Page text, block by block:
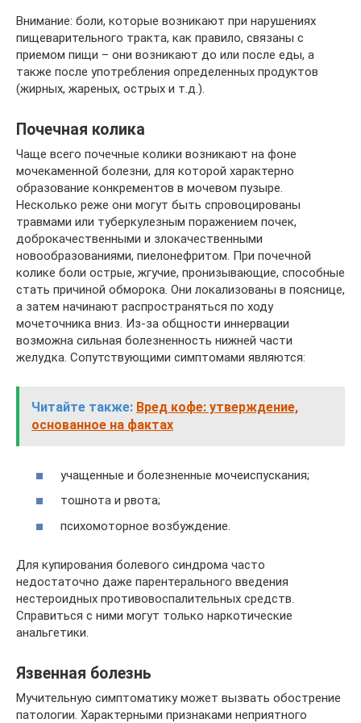
Внимание: боли, которые возникают при нарушениях
пищеварительного тракта, как правило, связаны с
приемом пищи – они возникают до или после еды, а
также после употребления определенных продуктов
(жирных, жареных, острых и т.д.).
Почечная колика
Чаще всего почечные колики возникают на фоне
мочекаменной болезни, для которой характерно
образование конкрементов в мочевом пузыре.
Несколько реже они могут быть спровоцированы
травмами или туберкулезным поражением почек,
доброкачественными и злокачественными
новообразованиями, пиелонефритом. При почечной
колике боли острые, жгучие, пронизывающие, способные
стать причиной обморока. Они локализованы в пояснице,
а затем начинают распространяться по ходу
мочеточника вниз. Из-за общности иннервации
возможна сильная болезненность нижней части
желудка. Сопутствующими симптомами являются:
Читайте также: Вред кофе: утверждение,
основанное на фактах
учащенные и болезненные мочеиспускания;
тошнота и рвота;
психомоторное возбуждение.
Для купирования болевого синдрома часто
недостаточно даже парентерального введения
нестероидных противовоспалительных средств.
Справиться с ними могут только наркотические
анальгетики.
Язвенная болезнь
Мучительную симптоматику может вызвать обострение
патологии. Характерными признаками неприятного